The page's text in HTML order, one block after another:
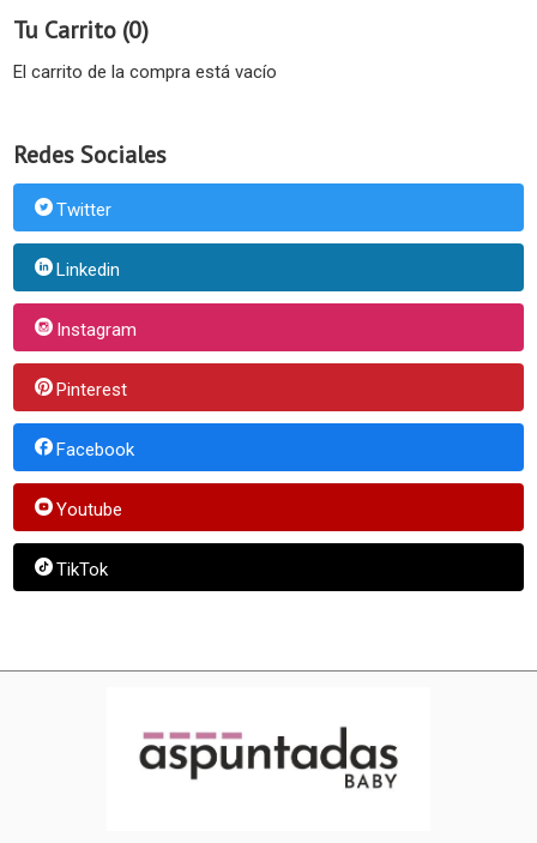
Tu Carrito (0)
El carrito de la compra está vacío
Redes Sociales
Twitter
Linkedin
Instagram
Pinterest
Facebook
Youtube
TikTok